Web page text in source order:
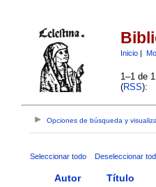
Inicio|
1–1 de
(RSS):
Opciones de búsqueda y
Seleccionar todo Deseleccionar
Autor Título